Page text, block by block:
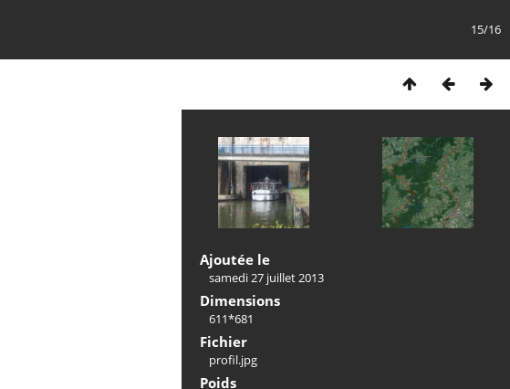
15/16
Ajoutée le
samedi 27 juillet 2013
Dimensions
611*681
Fichier
profil.jpg
Poids